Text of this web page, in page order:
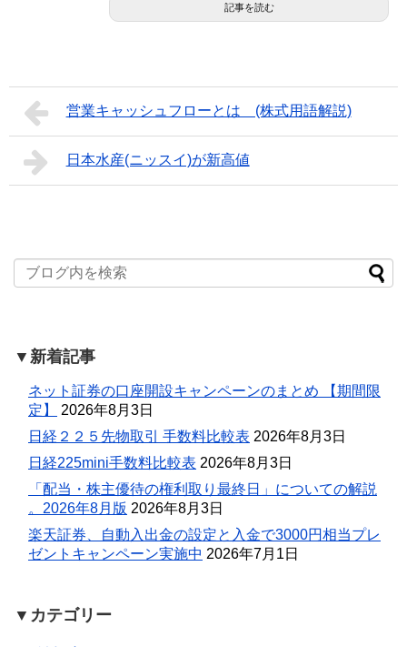
記事を読む
営業キャッシュフローとは (株式用語解説)
日本水産(ニッスイ)が新高値
▼新着記事
ネット証券の口座開設キャンペーンのまとめ 【期間限
定】
2026年8月3日
日経２２５先物取引 手数料比較表 2026年8月3日
日経225mini手数料比較表 2026年8月3日
「配当・株主優待の権利取り最終日」についての解説
。2026年8月版 2026年8月3日
楽天証券、自動入出金の設定と入金で3000円相当プレ
ゼントキャンペーン実施中 2026年7月1日
▼カテゴリー